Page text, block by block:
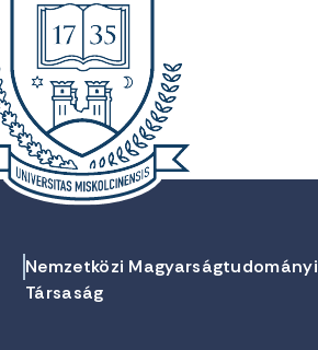
Nemzetközi Magyarságtudományi
Társaság